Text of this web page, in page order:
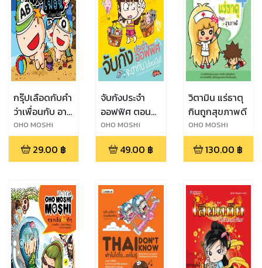
กรุ๊ปเลือดกับคำ
ว่าเพื่อนกับ อา
โรมุ&อาโรมิ
OHO MOSHi
GaNG
29.00 ฿
จับกังประจำ
ออฟฟิศ ตอน
จะฮากันไปไหน
เนี่ย
OHO MOSHi
GaNG
49.00 ฿
วิตามิน แร่ธาตุ
กินถูกสุขภาพดี
OHO MOSHi
GaNG
130.00 ฿